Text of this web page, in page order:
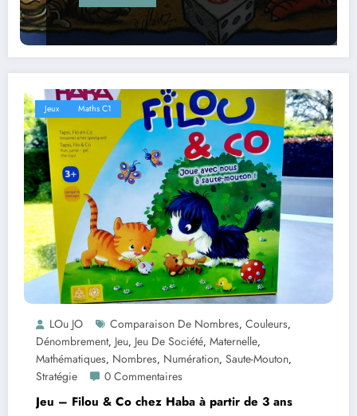
Jeux Maths C1
LOu JO Comparaison De Nombres, Couleurs,
Dénombrement, Jeu, Jeu De Société, Maternelle,
Mathématiques, Nombres, Numération, Saute-Mouton,
Stratégie 0 Commentaires
Jeu – Filou & Co chez Haba à partir de 3 ans